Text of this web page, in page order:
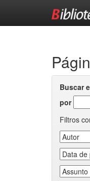
Buscar
por
Filtros